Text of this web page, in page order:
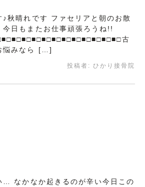
♪秋晴れです ファセリアと朝のお散
今日もまたお仕事頑張ろうね!!
古
悩みなら […]
投稿者: ひかり接骨院
… なかなか起きるのが辛い今日この